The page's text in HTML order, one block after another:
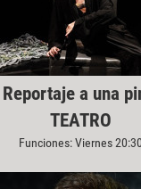
a una
TEATRO
Funciones: Viernes 20:30